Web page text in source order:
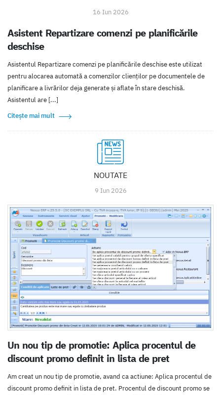
16 Iun 2026
Asistent Repartizare comenzi pe planificările
deschise
Asistentul Repartizare comenzi pe planificările deschise este utilizat
pentru alocarea automată a comenzilor clienților pe documentele de
planificare a livrărilor deja generate și aflate în stare deschisă.
Asistentul are [...]
Citește mai mult
NOUTATE
9 Iun 2026
Un nou tip de promotie: Aplica procentul de
discount promo definit in lista de pret
Am creat un nou tip de promotie, avand ca actiune: Aplica procentul de
discount promo definit in lista de pret. Procentul de discount promo se